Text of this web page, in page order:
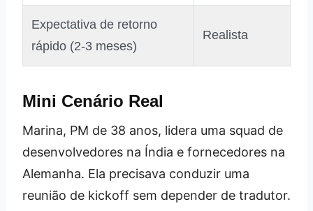
Expectativa de retorno
rápido (2‑3 meses)
Realista
Mini Cenário Real
Marina, PM de 38 anos, lidera uma squad de
desenvolvedores na Índia e fornecedores na
Alemanha. Ela precisava conduzir uma
reunião de kickoff sem depender de tradutor.